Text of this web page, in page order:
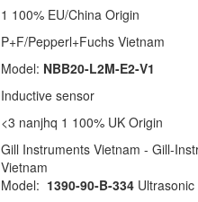
1 100% EU/China Origin
P+F/Pepperl+Fuchs Vietnam
Model: NBB20-L2M-E2-V1
Inductive sensor
<3 nanjhq 1 100% UK Origin
Gill Instruments Vietnam - Gill-
Vietnam
Model: 1390-90-B-334